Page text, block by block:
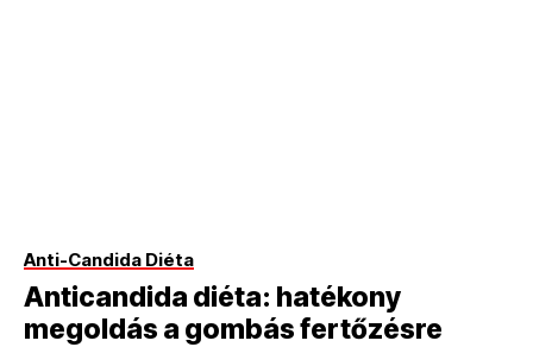
Anti-Candida Diéta
Anticandida diéta: hatékony
megoldás a gombás fertőzésre